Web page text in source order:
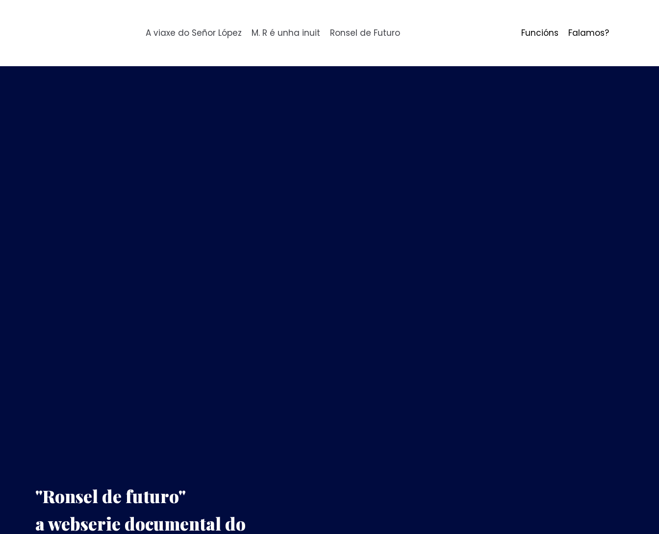
A viaxe do Señor López M. R é unha inuit Ronsel de Futuro Funcións Falamos?
"Ronsel de futuro"
a webserie documental do